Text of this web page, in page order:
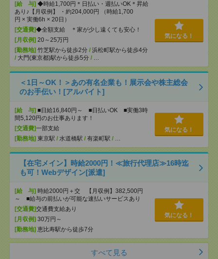
[給 与] ◆時給1,700円＊日払い・週払いOK＊昇給
あり♪【月収例】 ・約204,000円 （時給1,700
円 × 実働6h × 20日）
[交通費]◆全額支給 ＊家が少し遠くても安心！
[月収例] 20～25万円
[勤務地] 竹芝駅から徒歩2分 / 浜松町駅から徒歩4分
/ 大門(東京都)駅から徒歩5分 / …
気になる！
＜1日～OK！＞あの有名企業も！展示会や株主総会
のお手伝い！[アルバイト]
[給 与] ■日給16,840円～ ■日払いOK ■実働3時
間5,120円のお仕事あります！
[交通費]一部支給
[勤務地] 東京駅 / 水道橋駅 / 有楽町駅 / …
気になる！
【在宅メイン】時給2000円！≪旅行代理店≫16時迄
も可！Webデザイン[派遣]
[給 与] 時給2000円＋交 【月収例】382,500円
～ ■給与の前払いが可能な速払いサービスあり
[交通費]交通費支給あり
[月収例] 30万円～
[勤務地] 恵比寿駅から徒歩7分
気になる！
すべて見る